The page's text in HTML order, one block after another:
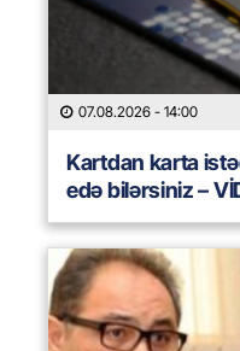
07.08.2026 - 14:00
Kartdan karta
edə bilərsiniz –